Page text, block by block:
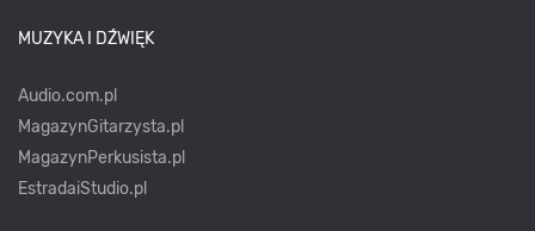
MUZYKA I DŹWIĘK
Audio.com.pl
MagazynGitarzysta.pl
MagazynPerkusista.pl
EstradaiStudio.pl